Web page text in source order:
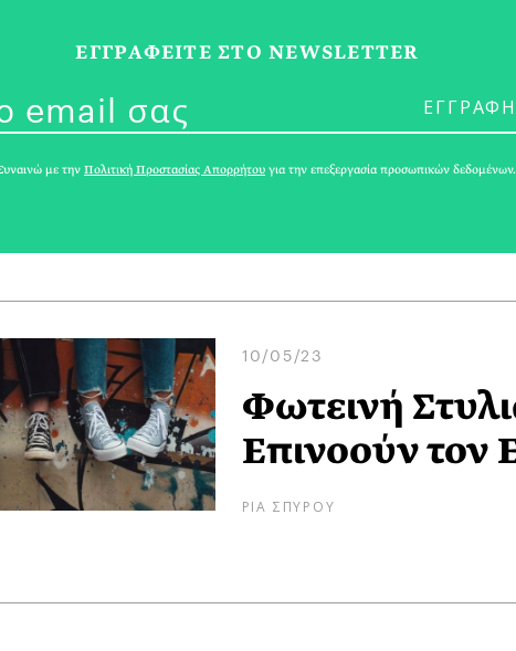
Φαίνη
Έμεινε στα
για Μένα»
10/05/23
Φωτεινή
Επινοούν τον
ΡΙΑ ΣΠΥΡΟΥ
ΕΓΓPΑΦΕΙΤΕ ΣΤΟ NEWSLETTER
με την Πολιτική Προστασίας Απορρήτου για την επεξεργασία προσωπικών δεδομένων.